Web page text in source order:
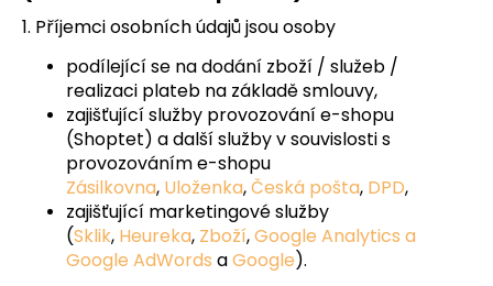
1. Příjemci osobních údajů jsou osoby
podílející se na dodání zboží / služeb /
realizaci plateb na základě smlouvy,
zajišťující služby provozování e-shopu
(Shoptet) a další služby v souvislosti s
provozováním e-shopu
Zásilkovna, Uloženka,Česká pošta, DPD,
zajišťující marketingové služby
(Sklik, Heureka, Zboží,Google Analytics a
Google AdWords aGoogle).